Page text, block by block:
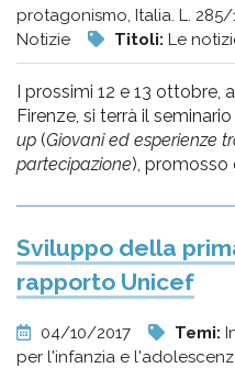
protagonismo, Italia. L.
Notizie
Titoli: Le
I prossimi 12 e 13 ottobre,
Firenze, si terrà il
up (Giovani ed esperienze
partecipazione), promosso
Sviluppo della
rapporto Unicef
04/10/2017 Temi:
per l'infanzia e